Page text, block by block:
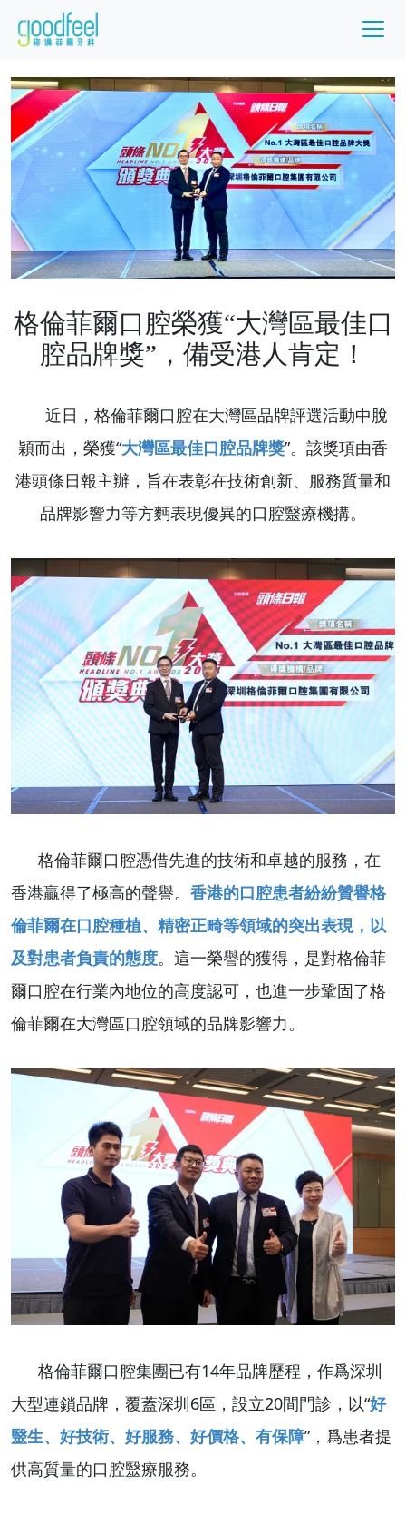
格倫菲爾口腔榮獲“大灣區最佳口
腔品牌獎”，備受港人肯定！
近日，格倫菲爾口腔在大灣區品牌評選活動中脫
穎而出，榮獲“大灣區最佳口腔品牌獎”。該獎項由香
港頭條日報主辦，旨在表彰在技術創新、服務質量和
品牌影響力等方麪表現優異的口腔毉療機搆。
格倫菲爾口腔憑借先進的技術和卓越的服務，在
香港贏得了極高的聲譽。 香港的口腔患者紛紛贊譽格
倫菲爾在口腔種植、精密正畸等領域的突出表現，以
及對患者負責的態度。這一榮譽的獲得，是對格倫菲
爾口腔在行業內地位的高度認可，也進一步鞏固了格
倫菲爾在大灣區口腔領域的品牌影響力。
格倫菲爾口腔集團已有14年品牌歷程，作爲深圳
大型連鎖品牌，覆蓋深圳6區，設立20間門診，以“好
毉生、好技術、好服務、好價格、有保障”，爲患者提
供高質量的口腔毉療服務。